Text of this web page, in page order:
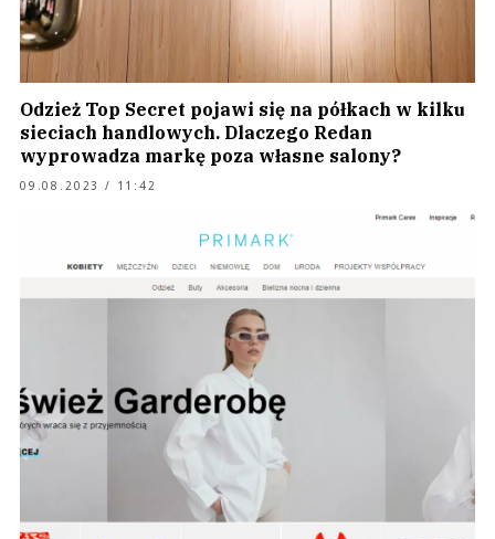
Odzież Top Secret pojawi się na półkach w kilku
sieciach handlowych. Dlaczego Redan
wyprowadza markę poza własne salony?
09.08.2023 / 11:42